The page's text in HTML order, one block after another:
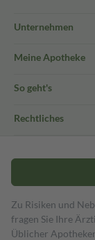
Unternehmen
Meine Apotheke
So geht's
Rechtliches
Zu Risiken und
fragen Sie Ihre
Üblicher